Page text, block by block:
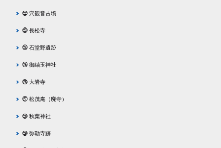
㉒ 穴観音古墳
㉓ 長松寺
㉔ 石堂野遺跡
㉕ 御紬玉神社
㉖ 大岩寺
㉗ 松茂庵（廃寺）
㉘ 秋葉神社
㉙ 弥勒寺跡